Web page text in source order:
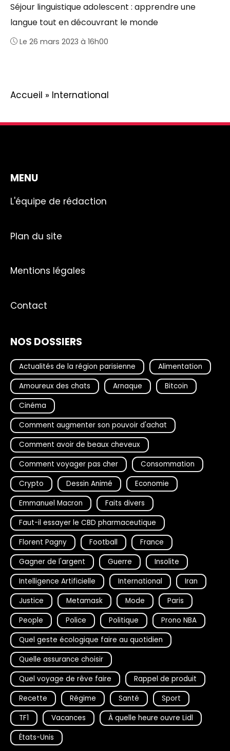
Séjour linguistique adolescent : apprendre une
langue tout en découvrant le monde
Le 26 mars 2023 à 16h00
Accueil » International
MENU
L'équipe de rédaction
Plan du site
Mentions légales
Contact
NOS DOSSIERS
Actualités de la région parisienne
Alimentation
Amoureux des chats
Arnaque
Bitcoin
Cinéma
Comment augmenter son pouvoir d'achat
Comment avoir de beaux cheveux
Comment voyager pas cher
Consommation
Crypto
Dessin Animé
Economie
Emmanuel Macron
Faits divers
Faut-il essayer le CBD pharmaceutique
Florent Pagny
Football
France
Gagner de l'argent
Guerre
Insolite
Intelligence Artificielle
International
Iran
Justice
Metamask Mode
Paris
People
Police Politique
Prono NBA
Quel geste écologique faire au quotidien
Quelle assurance choisir
Quel voyage de rêve faire
Rappel de produit
Recette
Régime Santé
Sport
TF1
Vacances
À quelle heure ouvre Lidl
États-Unis